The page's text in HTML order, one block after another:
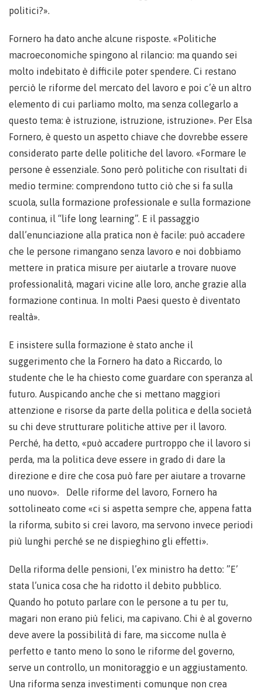
politici?».
Fornero ha dato anche alcune risposte. «Politiche
macroeconomiche spingono al rilancio: ma quando sei
molto indebitato è difficile poter spendere. Ci restano
perciò le riforme del mercato del lavoro e poi c’è un altro
elemento di cui parliamo molto, ma senza collegarlo a
questo tema: è istruzione, istruzione, istruzione». Per Elsa
Fornero, è questo un aspetto chiave che dovrebbe essere
considerato parte delle politiche del lavoro. «Formare le
persone è essenziale. Sono però politiche con risultati di
medio termine: comprendono tutto ciò che si fa sulla
scuola, sulla formazione professionale e sulla formazione
continua, il “life long learning”. E il passaggio
dall’enunciazione alla pratica non è facile: può accadere
che le persone rimangano senza lavoro e noi dobbiamo
mettere in pratica misure per aiutarle a trovare nuove
professionalità, magari vicine alle loro, anche grazie alla
formazione continua. In molti Paesi questo è diventato
realtà».
E insistere sulla formazione è stato anche il
suggerimento che la Fornero ha dato a Riccardo, lo
studente che le ha chiesto come guardare con speranza al
futuro. Auspicando anche che si mettano maggiori
attenzione e risorse da parte della politica e della società
su chi deve strutturare politiche attive per il lavoro.
Perché, ha detto, «può accadere purtroppo che il lavoro si
perda, ma la politica deve essere in grado di dare la
direzione e dire che cosa può fare per aiutare a trovarne
uno nuovo». Delle riforme del lavoro, Fornero ha
sottolineato come «ci si aspetta sempre che, appena fatta
la riforma, subito si crei lavoro, ma servono invece periodi
più lunghi perché se ne dispieghino gli effetti».
Della riforma delle pensioni, l’ex ministro ha detto: ”E’
stata l’unica cosa che ha ridotto il debito pubblico.
Quando ho potuto parlare con le persone a tu per tu,
magari non erano più felici, ma capivano. Chi è al governo
deve avere la possibilità di fare, ma siccome nulla è
perfetto e tanto meno lo sono le riforme del governo,
serve un controllo, un monitoraggio e un aggiustamento.
Una riforma senza investimenti comunque non crea